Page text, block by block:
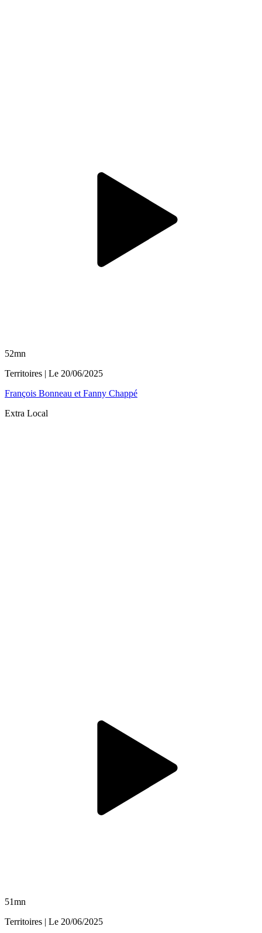
52mn
Territoires | Le 20/06/2025
François Bonneau et Fanny Chappé
Extra Local
51mn
Territoires | Le 20/06/2025